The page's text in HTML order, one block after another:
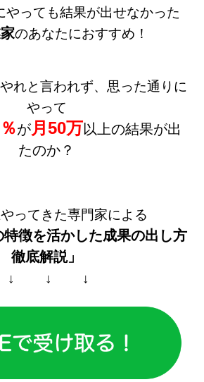
やっても結果が出せなかった
のあなたにおすすめ！
れと言われず、思った通りに
やって
が月50万以上の結果が出
たのか？
ってきた専門家による
特徴を活かした成果の出し方
徹底解説」
↓ ↓ ↓